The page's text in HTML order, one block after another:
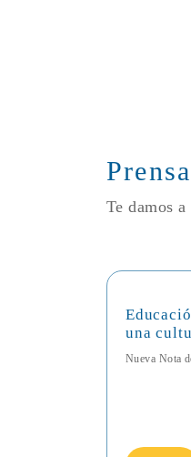
Prensa
Te damos
una
Nueva Nota